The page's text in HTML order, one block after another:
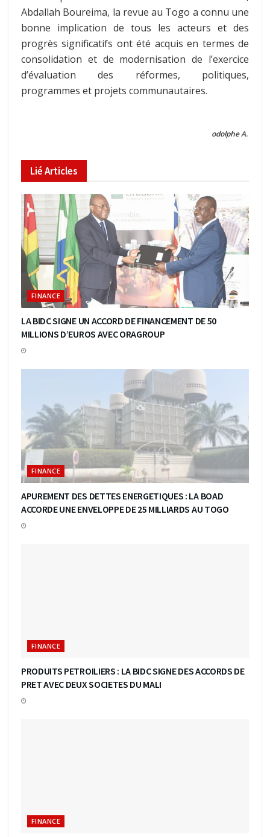
Abdallah Boureima, la revue au Togo a connu une
bonne implication de tous les acteurs et des
progrès significatifs ont été acquis en termes de
consolidation et de modernisation de l’exercice
d’évaluation des réformes, politiques,
programmes et projets communautaires.
odolphe A.
LiéArticles
FINANCE
LA BIDC SIGNE UN ACCORD DE FINANCEMENT DE 50
MILLIONS D’EUROS AVEC ORAGROUP
FINANCE
APUREMENT DES DETTES ENERGETIQUES : LA BOAD
ACCORDE UNE ENVELOPPE DE 25 MILLIARDS AU TOGO
FINANCE
PRODUITS PETROILIERS : LA BIDC SIGNE DES ACCORDS DE
PRET AVEC DEUX SOCIETES DU MALI
FINANCE